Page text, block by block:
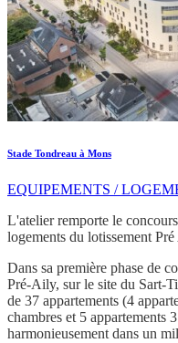
Stade Tondreau à Mons
EQUIPEMENTS /
L'atelier remporte le
logements du lotissement
Dans sa première phase de
Pré-Aily, sur le site du Sart-
de 37 appartements (4
chambres et 5 appartements
harmonieusement dans un